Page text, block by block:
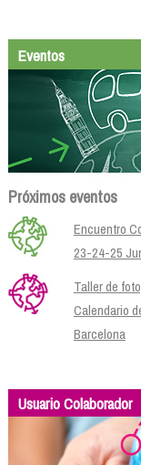
Eventos
Próximos eventos
Encuentro
23-24-25
Taller de
Calendario
Barcelona
Usuario Colaborador